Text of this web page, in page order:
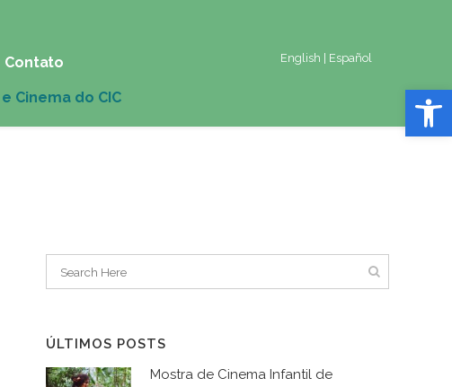
Abrir
English Español
Contato
ÚLTIMOS POSTS
Mostra de Cinema Infantil de